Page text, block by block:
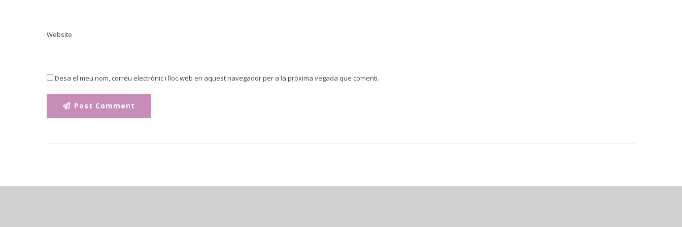
Website
Desa el meu nom, correu electrònic i lloc web en aquest navegador per a la pròxima vegada que comenti.
Post Comment